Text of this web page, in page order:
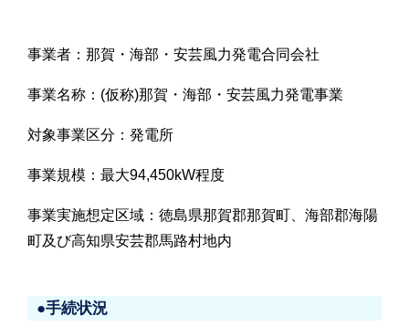
事業者：那賀・海部・安芸風力発電合同会社
事業名称：(仮称)那賀・海部・安芸風力発電事業
対象事業区分：発電所
事業規模：最大94,450kW程度
事業実施想定区域：徳島県那賀郡那賀町、海部郡海陽
町及び高知県安芸郡馬路村地内
●手続状況